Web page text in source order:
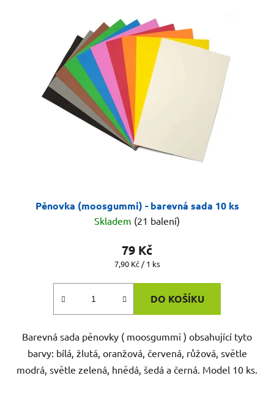
Pěnovka (moosgummi) - barevná sada 10 ks
Skladem (21 balení)
79 Kč
Měrná
7,90 Kč / 1 ks
DO KOŠÍKU
Barevná sada pěnovky ( moosgummi ) obsahující tyto
barvy: bílá, žlutá, oranžová, červená, růžová, světle
modrá, světle zelená, hnědá, šedá a černá. Model 10 ks.